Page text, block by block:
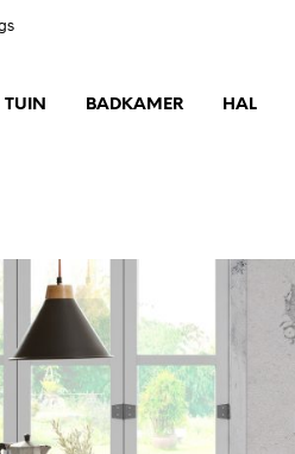
TUIN BADKAMER HAL